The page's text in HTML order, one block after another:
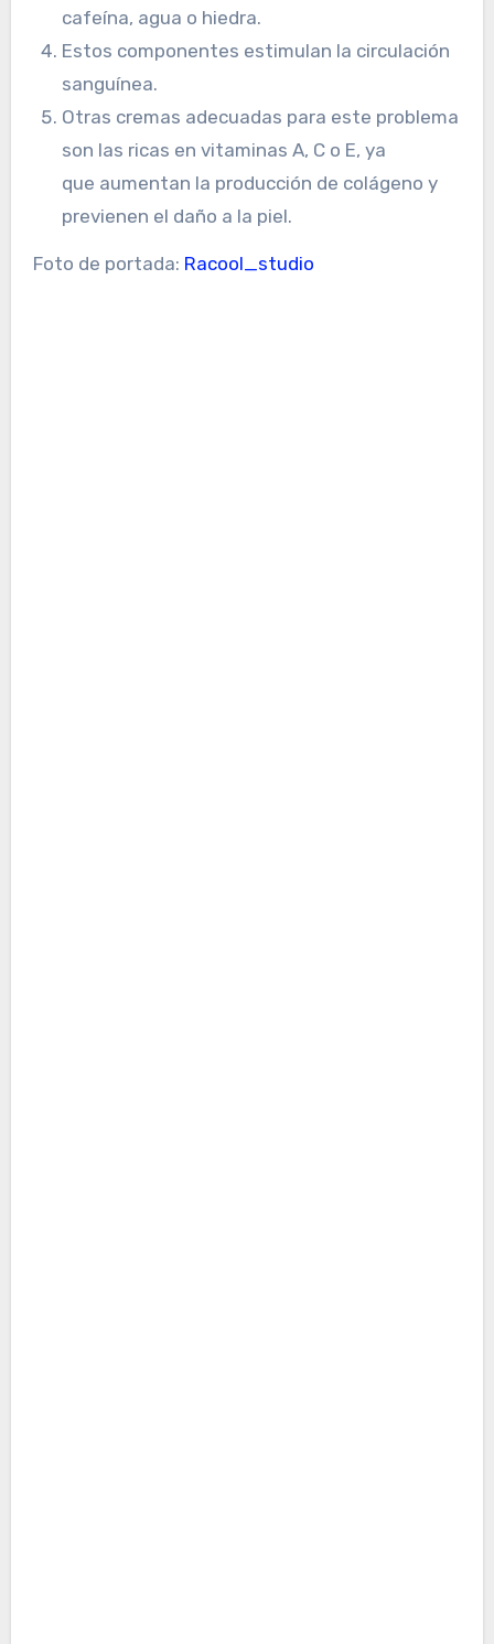
cafeína, agua o hiedra.
Estos componentes estimulan la circulación
sanguínea.
Otras cremas adecuadas para este problema
son las ricas en vitaminas A, C o E, ya
que aumentan la producción de colágeno y
previenen el daño a la piel.
Foto de portada: Racool_studio